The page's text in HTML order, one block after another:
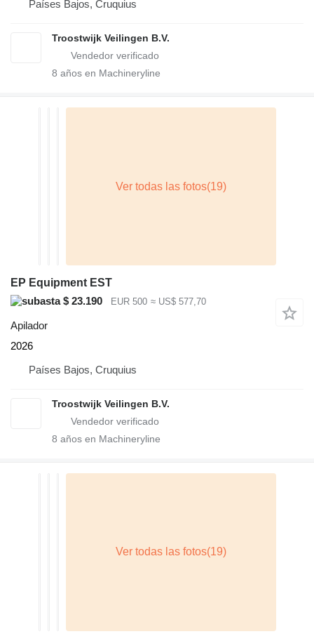
Países Bajos, Cruquius
Troostwijk Veilingen B.V.
8 años en Machineryline
EP Equipment EST
$ 23.190
EUR 500 ≈ US$ 577,70
Apilador
2026
Países Bajos, Cruquius
Troostwijk Veilingen B.V.
8 años en Machineryline